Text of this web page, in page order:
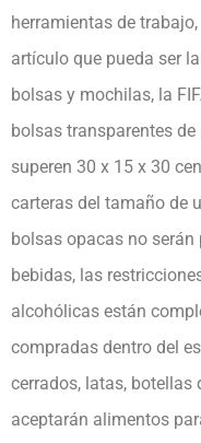
herramientas de
artículo que pueda ser
bolsas y mochilas, la
bolsas transparentes
superen 30 x 15 x 30
carteras del tamaño de
bolsas opacas no
bebidas, las
alcohólicas están
compradas dentro del
cerrados, latas, botellas
aceptarán alimentos